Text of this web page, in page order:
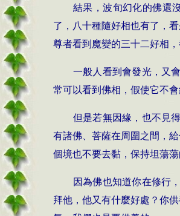
結果，波旬幻化的佛還
了，八十種隨好相也有了，
尊者看到魔變的三十二好相
一般人看到會發光，又
常可以看到佛相，假使它不
但是若無因緣，也不見
有諸佛、菩薩在周圍之間，
個境也不要去黏，保持坦蕩
因為佛也知道你在修行
拜他，他又有什麼好處？你